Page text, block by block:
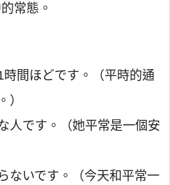
常態。
間ほどです。（平時的通
）
人です。（她平常是一個安
ないです。（今天和平常一